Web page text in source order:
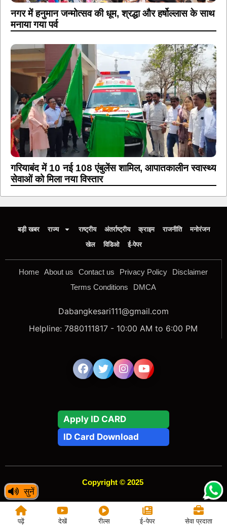
सुनें
नगर में हनुमान जन्मोत्सव की धूम, श्रद्धा और हर्षोल्लास के साथ
मनाया गया पर्व
गरियाबंद में 10 नई 108 एंबुलेंस शामिल, आपातकालीन स्वास्थ्य
सेवाओं को मिला नया विस्तार
बड़ी खबर राज्य राष्ट्रीय अंतर्राष्ट्रीय क्राइम राजनीति
मनोरंजन
खेल
विडिओ ई-पेपर
Home About us Contact us Privacy Policy
Disclaimer
Terms Conditions
DMCA
Dabangkesari111@gmail.com
Helpline: 7880111817 - 10:00 AM to 6:00 PM
Apply ID CARD
ID Card Download
Copyright © 2025
पढ़ें देखें रील्स ई-पेपर सेवा प्रदाता